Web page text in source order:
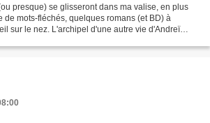
presque) se glisseront dans ma valise, en plus
de mots-fléchés, quelques romans (et BD) à
sur le nez. L'archipel d'une autre vie d'Andreï